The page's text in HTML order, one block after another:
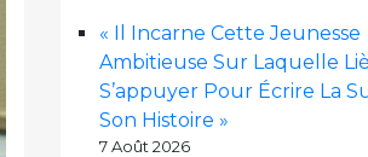
« Il Incarne Cette Jeunesse
Ambitieuse Sur Laquelle
S’appuyer Pour Écrire La
Son Histoire »
7 Août 2026